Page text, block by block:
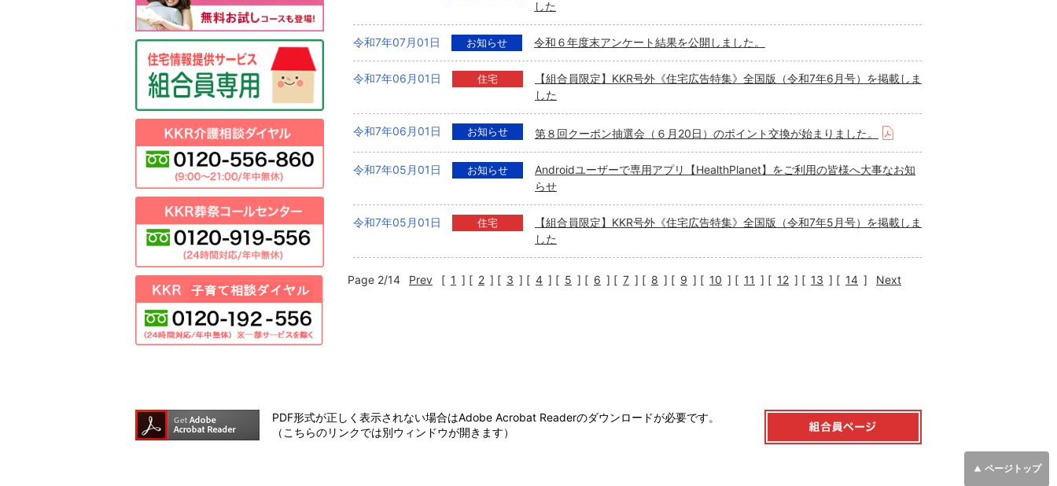
した
令和7年07月01日 お知らせ 令和６年度末アンケート結果を公開しました。
令和7年06月01日 住宅
【組合員限定】KKR号外《住宅広告特集》全国版（令和7年6月号）を掲載しま
した
令和7年06月01日 お知らせ 第８回クーポン抽選会（６月20日）のポイント交換が始まりました。
令和7年05月01日 お知らせ
Androidユーザーで専用アプリ【HealthPlanet】をご利用の皆様へ大事なお知
らせ
令和7年05月01日 住宅
【組合員限定】KKR号外《住宅広告特集》全国版（令和7年5月号）を掲載しま
した
Page 2/14 Prev [ 1 ] [ 2 ] [ 3 ] [ 4 ] [ 5 ] [ 6 ] [ 7 ] [ 8 ] [ 9 ] [ 10 ] [ 11 ] [ 12 ] [ 13 ] [ 14 ] Next
PDF形式が正しく表示されない場合はAdobe Acrobat Readerのダウンロードが必要です。
（こちらのリンクでは別ウィンドウが開きます）
ページ トップ